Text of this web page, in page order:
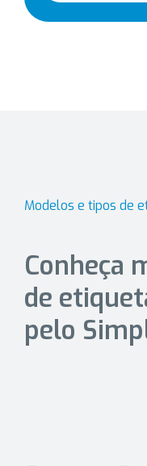
Modelos e tipos de
Conheça
de
pelo